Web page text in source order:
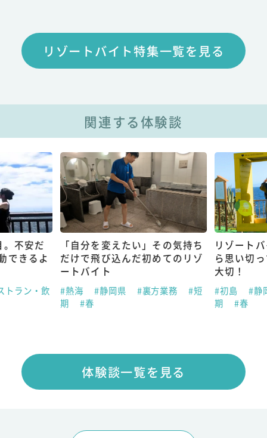
リゾートバイト特集一覧を見る
関連する体験談
不安だ
できるよ
トラン・飲
「自分を変えたい」その気持ち
だけで飛び込んだ初めてのリゾ
ートバイト
#熱海 #静岡県 #裏方業務
#短
期
#春
リゾート
ら思い切
大切！
#初島
#静
期
#春
体験談一覧を見る